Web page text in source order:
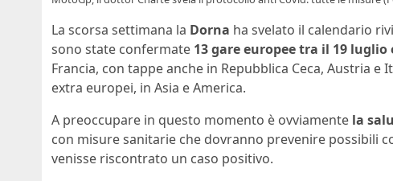
La scorsa settimana la Dorna ha svelato il calendario
sono state confermate 13 gare europee tra il 19 luglio
Francia, con tappe anche in Repubblica Ceca, Austria
extra europei, in Asia e America.
A preoccupare in questo momento è ovviamente la
con misure sanitarie che dovranno prevenire possibili
venisse riscontrato un caso positivo.